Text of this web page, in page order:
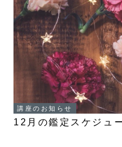
講座のお知らせ
12月の鑑定スケジュ